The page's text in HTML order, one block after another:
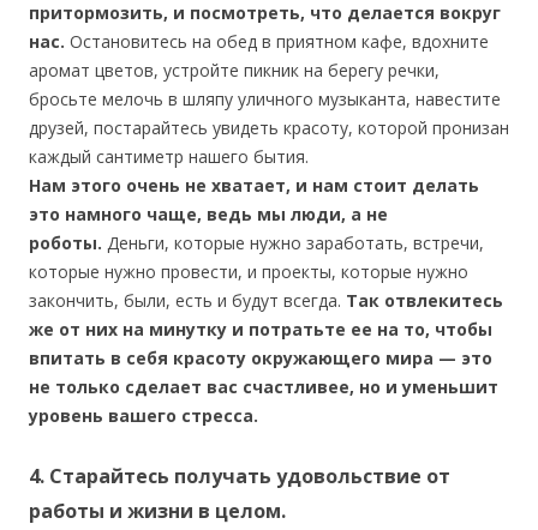
притормозить, и посмотреть, что делается вокруг
нас. Остановитесь на обед в приятном кафе, вдохните
аромат цветов, устройте пикник на берегу речки,
бросьте мелочь в шляпу уличного музыканта, навестите
друзей, постарайтесь увидеть красоту, которой пронизан
каждый сантиметр нашего бытия.
Нам этого очень не хватает, и нам стоит делать
это намного чаще, ведь мы люди, а не
роботы. Деньги, которые нужно заработать, встречи,
которые нужно провести, и проекты, которые нужно
закончить, были, есть и будут всегда. Так отвлекитесь
же от них на минутку и потратьте ее на то, чтобы
впитать в себя красоту окружающего мира — это
не только сделает вас счастливее, но и уменьшит
уровень вашего стресса.
4. Старайтесь получать удовольствие от
работы и жизни в целом.